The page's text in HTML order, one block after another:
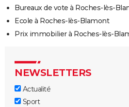
Bureaux de vote à Roches-lès-
Ecole à Roches-lès-Blamont
Prix immobilier à Roches-lès-
NEWSLETTERS
Actualité
Sport